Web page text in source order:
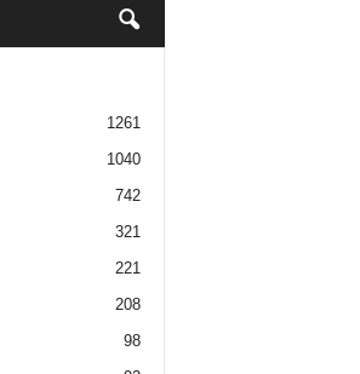
1261
1040
742
321
221
208
98